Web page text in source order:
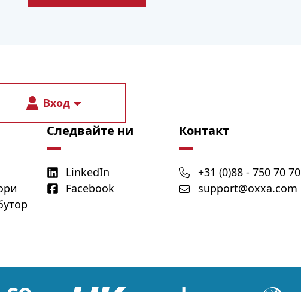
Вход
Следвайте ни
LinkedIn
Facebook
Контакт
+31 (0)88 - 750 70 70
support@oxxa.com